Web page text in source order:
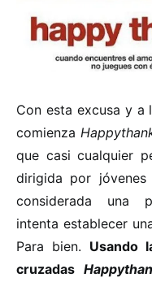
Con esta excusa y a
comienza
que casi cualquier
dirigida por
considerada una
intenta establecer
Para bien. Usando
cruzadas